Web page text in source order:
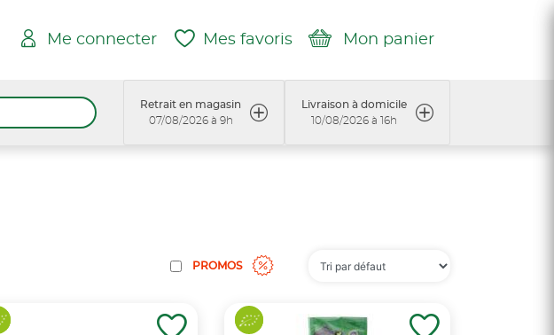
Me connecter Mes favoris Mon panier
Retrait en magasin
07/08/2026 à 9h
Livraison à domicile
10/08/2026 à 16h
PROMOS